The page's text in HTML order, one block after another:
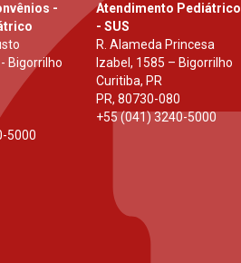
-
Bigorrilho
5000
Atendimento Pediátrico
- SUS
R. Alameda Princesa
Izabel, 1585 – Bigorrilho
Curitiba, PR
PR, 80730-080
+55 (041) 3240-5000